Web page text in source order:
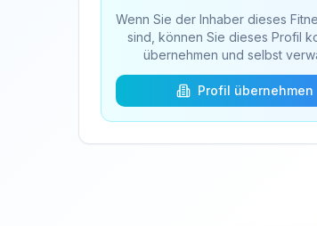
Wenn Sie der Inhaber dieses
sind, können Sie dieses Profil
übernehmen und selbst
Profil übernehmen